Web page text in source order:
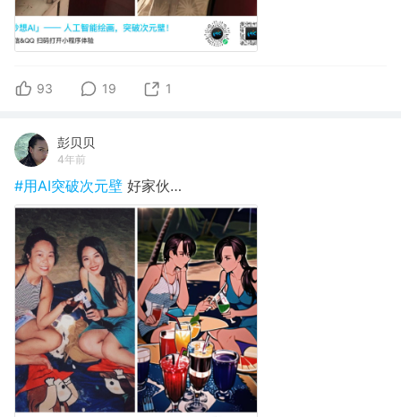
93 19 1
彭贝贝
4年前
#用AI突破次元壁 好家伙…